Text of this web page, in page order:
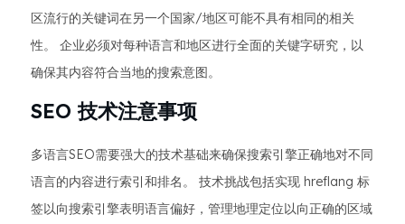
区流行的关键词在另一个国家/地区可能不具有相同的相关
性。 企业必须对每种语言和地区进行全面的关键字研究，以
确保其内容符合当地的搜索意图。
SEO 技术注意事项
多语言SEO需要强大的技术基础来确保搜索引擎正确地对不同
语言的内容进行索引和排名。 技术挑战包括实现 hreflang 标
签以向搜索引擎表明语言偏好，管理地理定位以向正确的区域